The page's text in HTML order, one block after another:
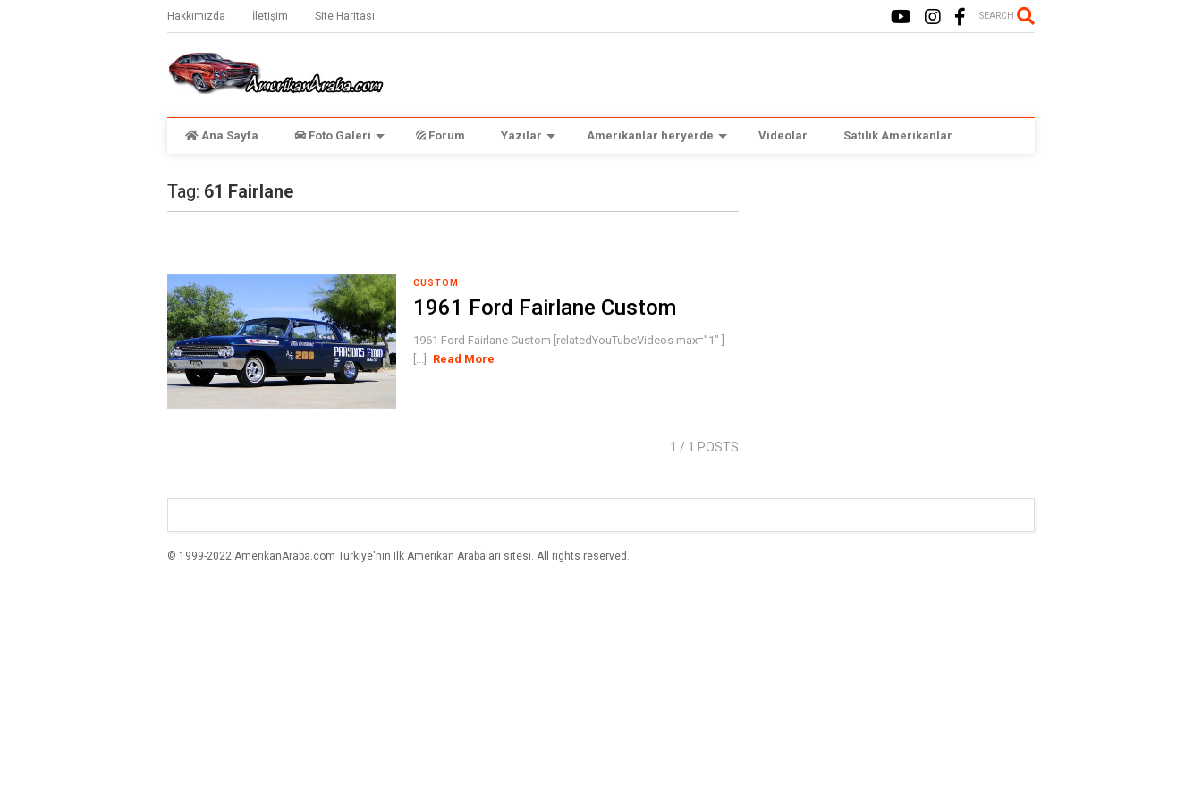
Hakkımızda İletişim Site Haritası SEARCH
Ana Sayfa Foto Galeri Forum Yazılar Amerikanlar heryerde Videolar Satılık Amerikanlar
Tag: 61 Fairlane
CUSTOM
1961 Ford Fairlane Custom
1961 Ford Fairlane Custom [relatedYouTubeVideos max="1" ]
[...]
Read More
1 / 1 POSTS
© 1999-2022 AmerikanAraba.com Türkiye'nin Ilk Amerikan Arabaları sitesi. All rights reserved.